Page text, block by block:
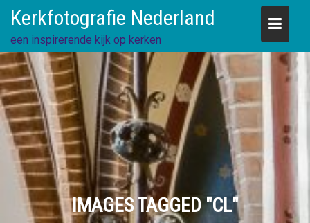
content
Kerkfotografie Nederland
een inspirerende kijk op kerken
IMAGES TAGGED "CL"